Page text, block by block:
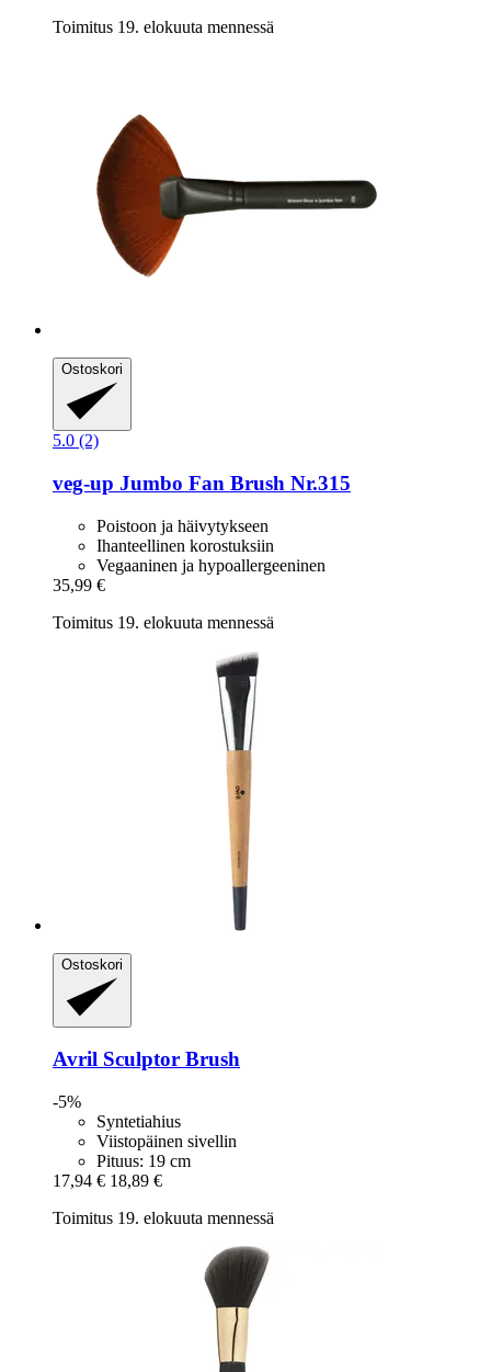
Toimitus 19. elokuuta mennessä
Ostoskori
5.0 (2)
veg-up Jumbo Fan Brush Nr.315
Poistoon ja häivytykseen
Ihanteellinen korostuksiin
Vegaaninen ja hypoallergeeninen
35,99 €
Toimitus 19. elokuuta mennessä
Ostoskori
Avril Sculptor Brush
-5%
Syntetiahius
Viistopäinen sivellin
Pituus: 19 cm
17,94 € 18,89 €
Toimitus 19. elokuuta mennessä